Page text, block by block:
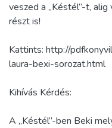
veszed a „Késtél”-t,
részt is!
Kattints: http://
laura-bexi-sorozat.html
Kihívás Kérdés:
A „Késtél”-ben Beki